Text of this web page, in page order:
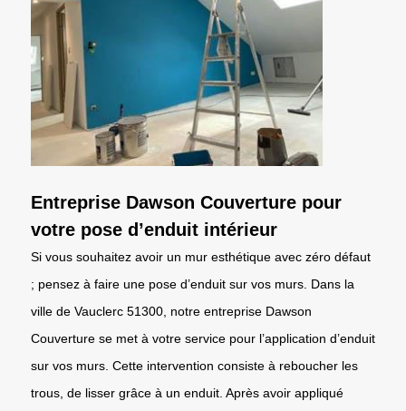
Entreprise Dawson Couverture pour
votre pose d’enduit intérieur
Si vous souhaitez avoir un mur esthétique avec zéro défaut
; pensez à faire une pose d’enduit sur vos murs. Dans la
ville de Vauclerc 51300, notre entreprise Dawson
Couverture se met à votre service pour l’application d’enduit
sur vos murs. Cette intervention consiste à reboucher les
trous, de lisser grâce à un enduit. Après avoir appliqué